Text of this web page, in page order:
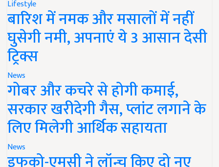
Lifestyle
बारिश में नमक और मसालों में नहीं
घुसेगी नमी, अपनाएं ये 3 आसान देसी
ट्रिक्स
News
गोबर और कचरे से होगी कमाई,
सरकार खरीदेगी गैस, प्लांट लगाने के
लिए मिलेगी आर्थिक सहायता
News